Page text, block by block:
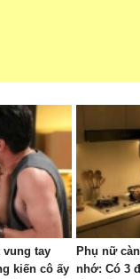
vung tay
kiến cô ấy
Phụ nữ
nhớ: Có 3